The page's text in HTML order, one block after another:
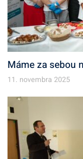
Máme za sebou
11. novembra 2025